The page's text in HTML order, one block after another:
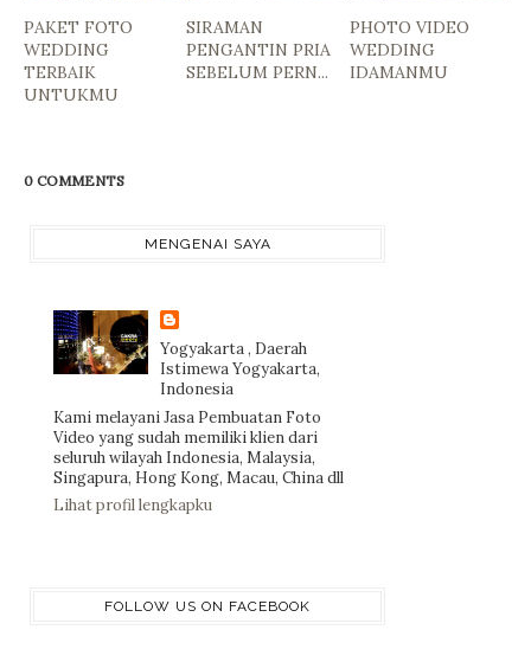
PAKET FOTO
WEDDING
TERBAIK
UNTUKMU
SIRAMAN
PENGANTIN PRIA
SEBELUM PERN...
PHOTO VIDEO
WEDDING
IDAMANMU
0 COMMENTS
MENGENAI SAYA
Yogyakarta , Daerah
Istimewa Yogyakarta,
Indonesia
Kami melayani Jasa Pembuatan Foto
Video yang sudah memiliki klien dari
seluruh wilayah Indonesia, Malaysia,
Singapura, Hong Kong, Macau, China dll
Lihat profil lengkapku
FOLLOW US ON FACEBOOK